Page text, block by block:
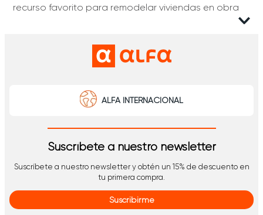
recurso favorito para remodelar viviendas en obra
Alfombras modulares
medida según cada zona. Las piezas se ensamblan
entre sí para cubrir pasillos, salas amplias o rincones
ese módulo sin cambiar toda la superficie.
Esta lógica reduce desperdicios y facilita el
residencial constante y los respaldos adherentes
ALFA INTERNACIONAL
Suscríbete a nuestro newsletter
Suscríbete a nuestro newsletter y obtén un 15% de descuento en
tu primera compra.
Suscribirme